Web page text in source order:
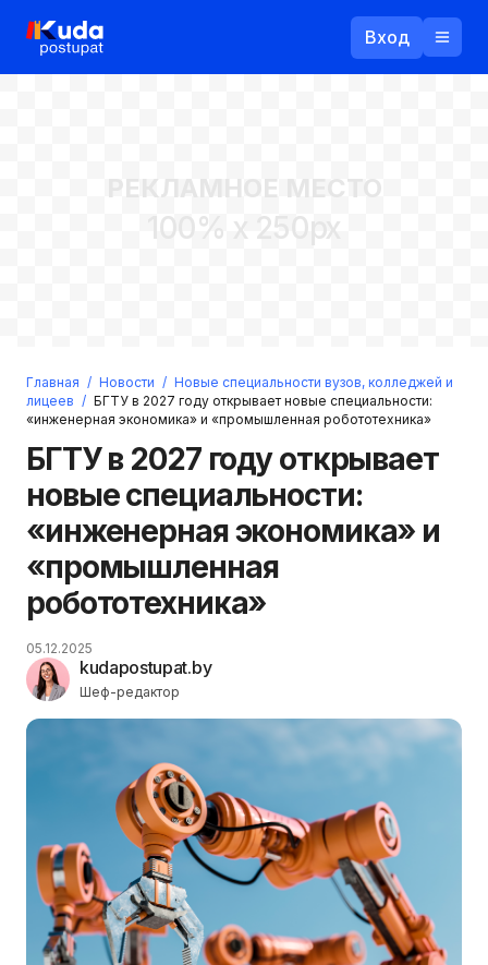
Вход
Войти
Прислать пароль
РЕКЛАМНОЕ МЕСТО
100% x 250px
Главная / Новости / Новые специальности вузов, колледжей и
лицеев / БГТУ в 2027 году открывает новые специальности:
«инженерная экономика» и «промышленная робототехника»
БГТУ в 2027 году открывает
новые специальности:
«инженерная экономика» и
«промышленная
робототехника»
kudapostupat.by
Шеф-редактор
05.12.2025